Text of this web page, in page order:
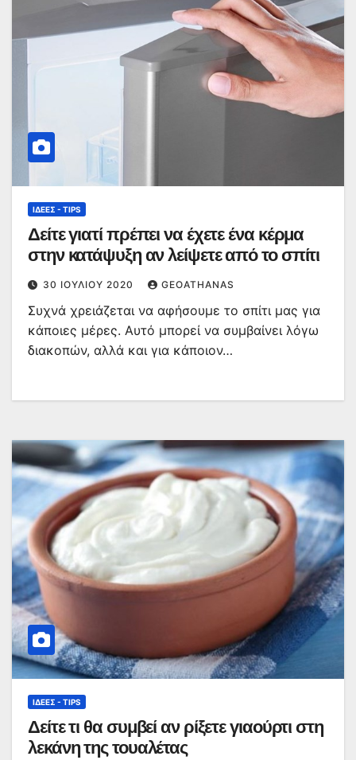
ΙΔΈΕΣ - TIPS
Δείτε γιατί πρέπει να έχετε ένα κέρμα
στην κατάψυξη αν λείψετε από το σπίτι
30 ΙΟΥΛΊΟΥ 2020 GEOATHANAS
Συχνά χρειάζεται να αφήσουμε το σπίτι μας για
κάποιες μέρες. Αυτό μπορεί να συμβαίνει λόγω
διακοπών, αλλά και για κάποιον…
ΙΔΈΕΣ - TIPS
Δείτε τι θα συμβεί αν ρίξετε γιαούρτι στη
λεκάνη της τουαλέτας